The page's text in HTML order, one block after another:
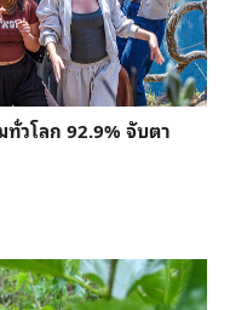
วโลก 92.9% จับตา